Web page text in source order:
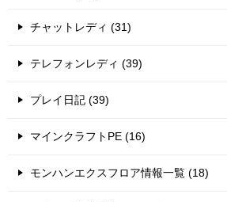
チャットレディ (31)
テレフォンレディ (39)
プレイ日記 (39)
マインクラフトPE (16)
モンハンエクスフロア情報一覧 (18)